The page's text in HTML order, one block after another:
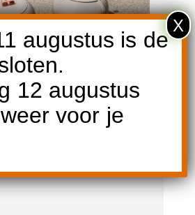
augustus is de
12 augustus
voor je
X